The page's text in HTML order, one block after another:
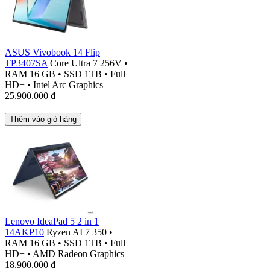
ASUS Vivobook 14 Flip
TP3407SA Core Ultra 7 256V •
RAM 16 GB • SSD 1TB • Full
HD+ • Intel Arc Graphics
25.900.000 ₫
Thêm vào giỏ hàng
Lenovo IdeaPad 5 2 in 1
14AKP10 Ryzen AI 7 350 •
RAM 16 GB • SSD 1TB • Full
HD+ • AMD Radeon Graphics
18.900.000 ₫